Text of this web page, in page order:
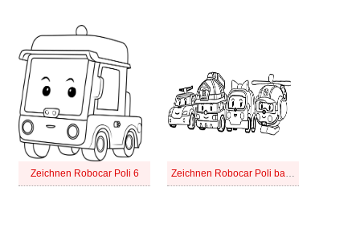
Zeichnen Robocar Poli 6 Zeichnen Robocar Poli basisch bei Kindern